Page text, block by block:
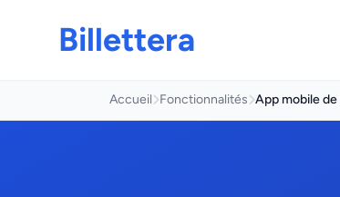
Billettera
Accueil Fonctionnalités App mobile